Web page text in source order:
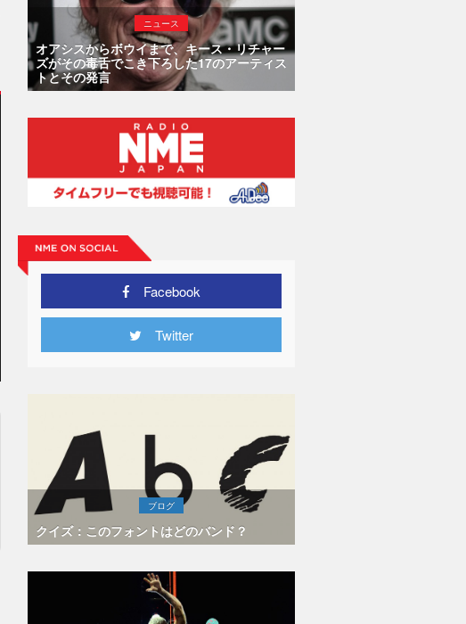
リッヒ、タトゥーを入れ
ニュース
オアシスからボウイまで、キース・リチャー
ズがその毒舌でこき下ろした17のアーティス
トとその発言
Facebook
Twitter
ブログ
クイズ：このフォントはどのバンド？